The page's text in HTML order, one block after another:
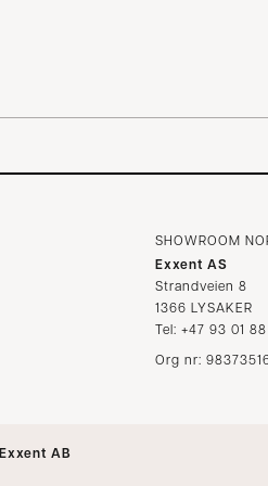
SHOWROOM
Exxent AS
Strandveien 8
1366 LYSAKER
Tel: +47 93 01
Org nr:
Exxent AB